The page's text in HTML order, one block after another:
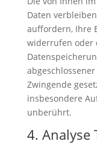
Daten
auffordern, Ihre
widerrufen oder
Zwingende
insbesondere
unberührt.
4. Analyse